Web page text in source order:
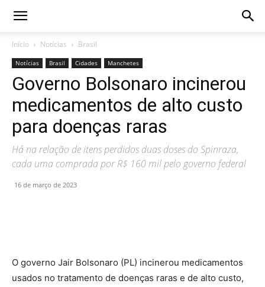
Início Notícias Brasil
Notícias Brasil Cidades Manchetes
Governo Bolsonaro incinerou
medicamentos de alto custo
para doenças raras
Há na relação de itens perdidos duas doses do Spinraza,
cada uma comprada por R$ 160 mil pelo governo federal
16 de março de 2023
O governo Jair Bolsonaro (PL) incinerou medicamentos
usados no tratamento de doenças raras e de alto custo,